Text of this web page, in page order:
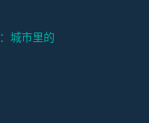
城市里的